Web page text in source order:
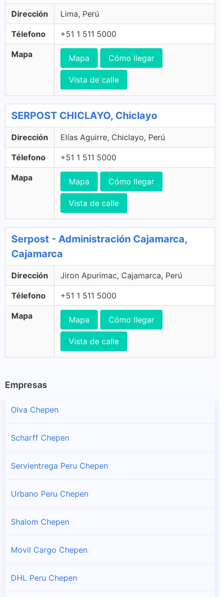
Dirección Lima, Perú
Télefono +51 1 511 5000
Mapa Mapa Cómo llegar
Vista de calle
SERPOST CHICLAYO, Chiclayo
Dirección Elías Aguirre, Chiclayo, Perú
Télefono +51 1 511 5000
Mapa Mapa Cómo llegar
Vista de calle
Serpost - Administración Cajamarca,
Cajamarca
Dirección Jiron Apurimac, Cajamarca, Perú
Télefono +51 1 511 5000
Mapa Mapa Cómo llegar
Vista de calle
Empresas
Olva Chepen
Scharff Chepen
Servientrega Peru Chepen
Urbano Peru Chepen
Shalom Chepen
Movil Cargo Chepen
DHL Peru Chepen